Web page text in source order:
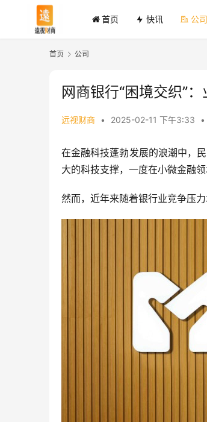
首页 快讯 公司
首页 公司
网商银行“困境交织”
远视财商 • 2025-02-11 下午3:33 •
在金融科技蓬勃发展的浪潮中，
大的科技支撑，一度在小微金融
然而，近年来随着银行业竞争压